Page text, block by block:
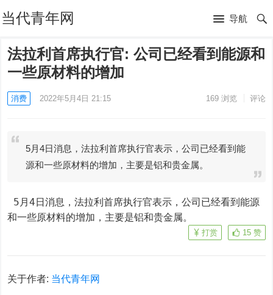
当代青年网 导航
法拉利首席执行官: 公司已经看到能源和
一些原材料的增加
消费 2022年5月4日 21:15 169浏览 评论
5月4日消息，法拉利首席执行官表示，公司已经看到能
源和一些原材料的增加，主要是铝和贵金属。
和一些原材料的增加，主要是铝和贵金属。
15 赞
打赏
关于作者: 当代青年网